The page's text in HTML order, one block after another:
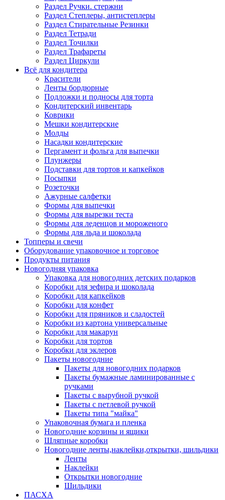
Раздел Ручки. стержни
Раздел Степлеры, антистеплеры
Раздел Стирательные Резинки
Раздел Тетради
Раздел Точилки
Раздел Трафареты
Раздел Циркули
Всё для кондитера
Красители
Ленты бордюрные
Подложки и подносы для торта
Кондитерский инвентарь
Коврики
Мешки кондитерские
Молды
Насадки кондитерские
Пергамент и фольга для выпечки
Плунжеры
Подставки для тортов и капкейков
Посыпки
Розеточки
Ажурные салфетки
Формы для выпечки
Формы для вырезки теста
Формы для леденцов и мороженого
Формы для льда и шоколада
Топперы и свечи
Оборудование упаковочное и торговое
Продукты питания
Новогодняя упаковка
Упаковка для новогодних детских подарков
Коробки для зефира и шоколада
Коробки для капкейков
Коробки для конфет
Коробки для пряников и сладостей
Коробки из картона универсальные
Коробки для макарун
Коробки для тортов
Коробки для эклеров
Пакеты новогодние
Пакеты для новогодних подарков
Пакеты бумажные ламинированные с
ручками
Пакеты с вырубной ручкой
Пакеты с петлевой ручкой
Пакеты типа "майка"
Упаковочная бумага и пленка
Новогодние корзины и ящики
Шляпные коробки
Новогодние ленты,наклейки,открытки, шильдики
Ленты
Наклейки
Открытки новогодние
Шильдики
ПАСХА